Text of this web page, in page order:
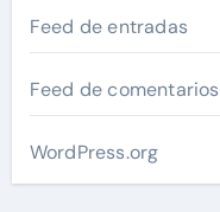
Feed de entradas
Feed de comentarios
WordPress.org